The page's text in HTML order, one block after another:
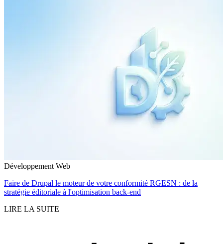
Développement Web
Faire de Drupal le moteur de votre conformité RGESN : de la
stratégie éditoriale à l'optimisation back-end
LIRE LA SUITE